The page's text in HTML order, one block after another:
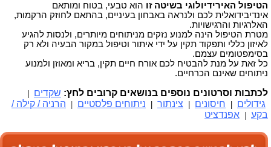
הטיפול האירידיולוגי בשיטה זו הוא טבעי, בטוח ומותאם
אינדיבידואלית לכם ולנראה באבחון בעיניים, בהתאם לחוזק הרקמות,
האלרגיות והרגישויות.
מטרת הטיפול הינה למנוע נזקים מניתוחים מיותרים, ולנסות להגיע
לאיזון כללי ותפקוד תקין על ידי איתור וטיפול במקור הבעיה ולא רק
בסימפטומים עצמם.
כל זאת על מנת להבטיח לכם אורח חיים תקין, בריא ומאוזן ולמנוע
ניתוחים שאינם הכרחיים.
לכתבות וסרטונים נוספים בנושאים קרובים לחץ: שקדים
גידולים חיסונים צינתור ניתוחים פלסטיים
הרניה / קילה /
בקע
אפנדציט